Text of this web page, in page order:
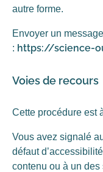
autre forme.
Envoyer un
: https://science-
Voies de recours
Cette procédure est
Vous avez signalé
défaut
contenu ou à un des